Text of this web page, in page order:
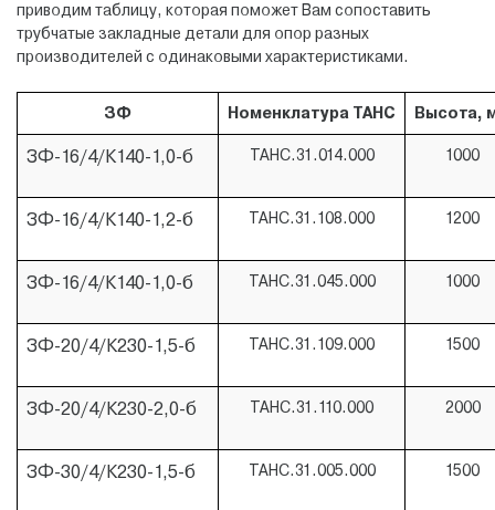
приводим таблицу, которая поможет Вам сопоставить
трубчатые закладные детали для опор разных
производителей с одинаковыми характеристиками.
ЗФ Номенклатура ТАНС Высота,
ЗФ-16/4/К140-1,0-б ТАНС.31.014.000 1000
ЗФ-16/4/К140-1,2-б ТАНС.31.108.000 1200
ЗФ-16/4/К140-1,0-б ТАНС.31.045.000 1000
ЗФ-20/4/К230-1,5-б ТАНС.31.109.000 1500
ЗФ-20/4/К230-2,0-б ТАНС.31.110.000 2000
ЗФ-30/4/К230-1,5-б ТАНС.31.005.000 1500